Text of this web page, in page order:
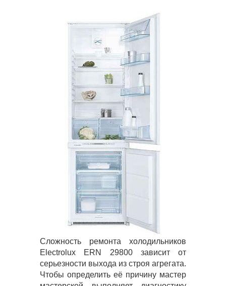
Сложность ремонта холодильников
Electrolux ERN 29800 зависит от
серьезности выхода из строя агрегата.
Чтобы определить её причину мастер